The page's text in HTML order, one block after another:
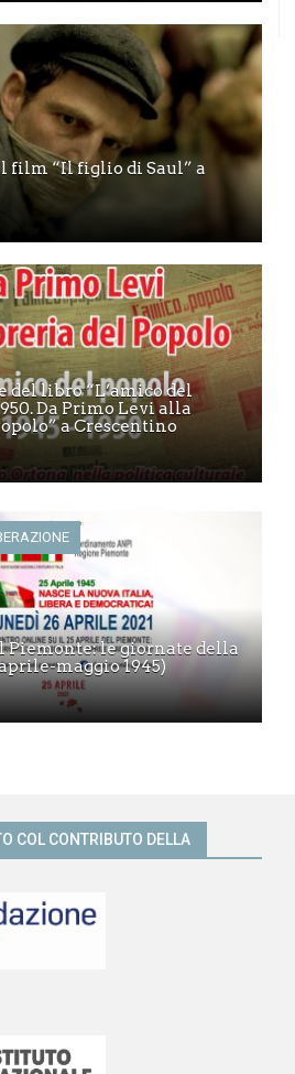
film “Il figlio di Saul” a
del libro “L’amico del
Da Primo Levi alla
a Crescentino
Piemonte: le giornate della
maggio 1945)
COL CONTRIBUTO DELLA